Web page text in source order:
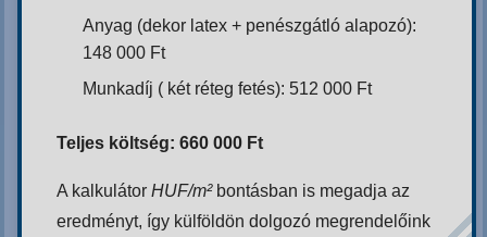
Anyag (dekor latex + penészgátló alapozó):
148 000 Ft
Munkadíj ( két réteg fetés): 512 000 Ft
Teljes költség: 660 000 Ft
A kalkulátor HUF/m²bontásban is megadja az
eredményt, így külföldön dolgozó megrendelőink